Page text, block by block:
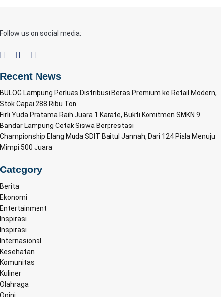
Follow us on social media:
Recent News
BULOG Lampung Perluas Distribusi Beras Premium ke Retail Modern,
Stok Capai 288 Ribu Ton
Firli Yuda Pratama Raih Juara 1 Karate, Bukti Komitmen SMKN 9
Bandar Lampung Cetak Siswa Berprestasi
Championship Elang Muda SDIT Baitul Jannah, Dari 124 Piala Menuju
Mimpi 500 Juara
Category
Berita
Ekonomi
Entertainment
Inspirasi
Inspirasi
Internasional
Kesehatan
Komunitas
Kuliner
Olahraga
Opini